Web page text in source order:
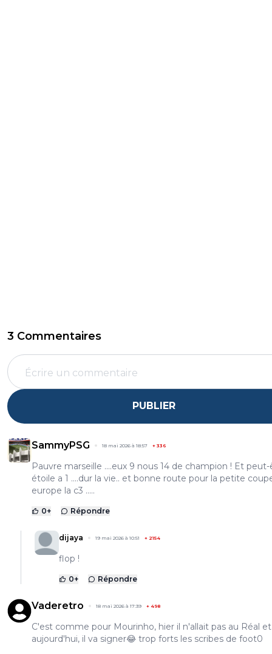
3 Commentaires
PUBLIER
SammyPSG 18 mai 2026 à 18:57 + 336
Pauvre marseille ....eux 9 nous 14 de champion ! Et
étoile a 1 ....dur la vie.. et bonne route pour la petite
europe la c3 .....
0+ Répondre
dijaya 19 mai 2026 à 10:51 + 2154
flop !
0+ Répondre
Vaderetro 18 mai 2026 à 17:39 + 498
C'est comme pour Mourinho, hier il n'allait pas au Réal et
aujourd'hui, il va signer😂 trop forts les scribes de foot0